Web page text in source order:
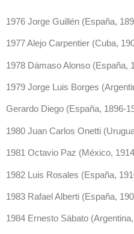
1976 Jorge Guillén (España,
1977 Alejo Carpentier (Cuba,
1978 Dámaso Alonso (España,
1979 Jorge Luis Borges
Gerardo Diego (España, 1896-
1980 Juan Carlos Onetti
1981 Octavio Paz (México,
1982 Luis Rosales (España,
1983 Rafael Alberti (España,
1984 Ernesto Sábato